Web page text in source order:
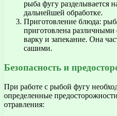
рыба фугу разделывается
дальнейшей обработке.
Приготовление блюда:
приготовлена
варку и запекание. Она
сашими.
Безопасность и
При работе с рыбой фугу
определенные
отравления: